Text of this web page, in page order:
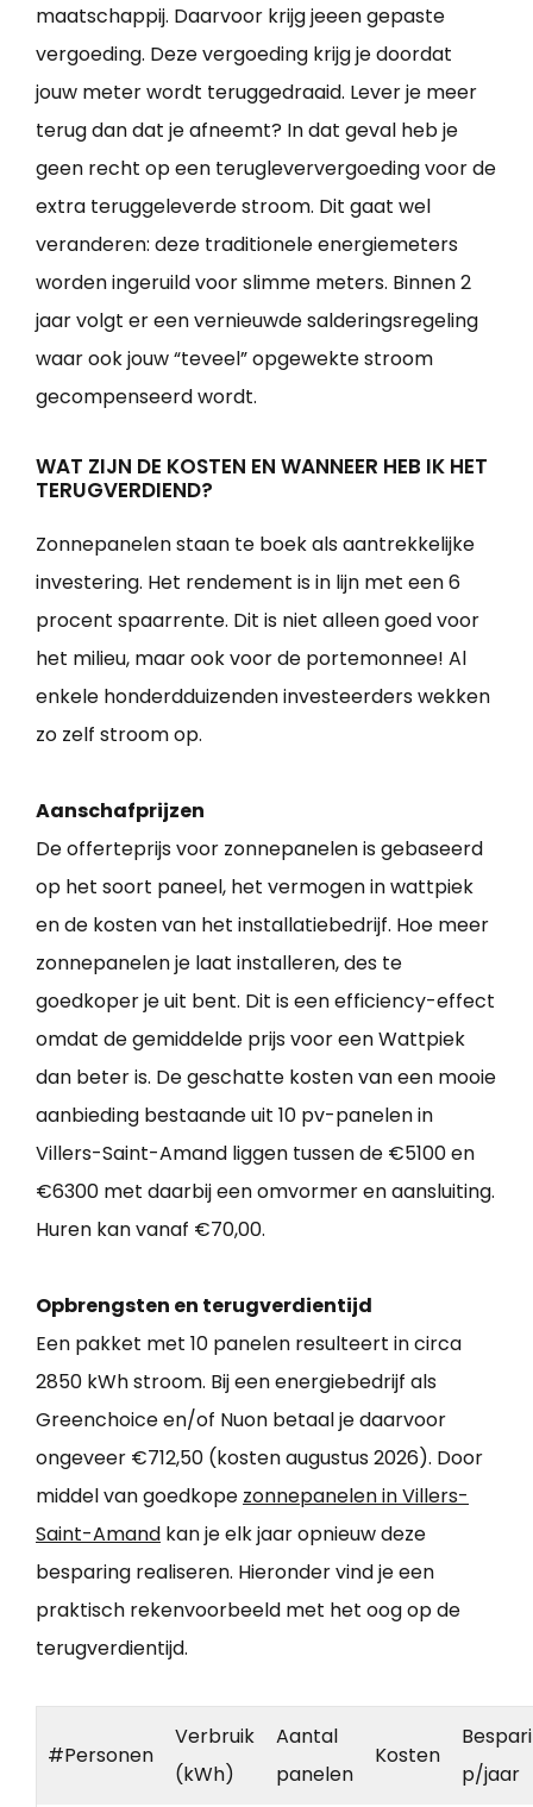
maatschappij. Daarvoor krijg jeeen gepaste
vergoeding. Deze vergoeding krijg je doordat
jouw meter wordt teruggedraaid. Lever je meer
terug dan dat je afneemt? In dat geval heb je
geen recht op een terugleververgoeding voor de
extra teruggeleverde stroom. Dit gaat wel
veranderen: deze traditionele energiemeters
worden ingeruild voor slimme meters. Binnen 2
jaar volgt er een vernieuwde salderingsregeling
waar ook jouw “teveel” opgewekte stroom
gecompenseerd wordt.
WAT ZIJN DE KOSTEN EN WANNEER HEB IK HET
TERUGVERDIEND?
Zonnepanelen staan te boek als aantrekkelijke
investering. Het rendement is in lijn met een 6
procent spaarrente. Dit is niet alleen goed voor
het milieu, maar ook voor de portemonnee! Al
enkele honderdduizenden investeerders wekken
zo zelf stroom op.
Aanschafprijzen
De offerteprijs voor zonnepanelen is gebaseerd
op het soort paneel, het vermogen in wattpiek
en de kosten van het installatiebedrijf. Hoe meer
zonnepanelen je laat installeren, des te
goedkoper je uit bent. Dit is een efficiency-effect
omdat de gemiddelde prijs voor een Wattpiek
dan beter is. De geschatte kosten van een mooie
aanbieding bestaande uit 10 pv-panelen in
Villers-Saint-Amand liggen tussen de €5100 en
€6300 met daarbij een omvormer en aansluiting.
Huren kan vanaf €70,00.
Opbrengsten en terugverdientijd
Een pakket met 10 panelen resulteert in circa
2850 kWh stroom. Bij een energiebedrijf als
Greenchoice en/of Nuon betaal je daarvoor
ongeveer €712,50 (kosten augustus 2026). Door
middel van goedkope zonnepanelen in Villers-
Saint-Amand kan je elk jaar opnieuw deze
besparing realiseren. Hieronder vind je een
praktisch rekenvoorbeeld met het oog op de
terugverdientijd.
#Personen
Verbruik
(kWh)
Aantal
panelen
Kosten
p/jaar